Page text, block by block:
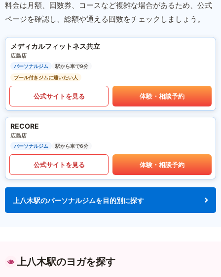
料金は月額、回数券、コースなど複雑な場合があるため、公式
ページを確認し、総額や通える回数をチェックしましょう。
メディカルフィットネス共立
広島店
パーソナルジム
駅から車で9分
プール付きジムに通いたい人
公式サイトを見る 体験・相談予約
RECORE
広島店
パーソナルジム 駅から車で6分
公式サイトを見る 体験・相談予約
上八木駅のパーソナルジムを目的別に探す
上八木駅のヨガを探す